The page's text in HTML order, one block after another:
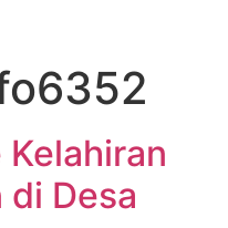
di Desa